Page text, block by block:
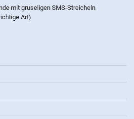
mit gruseligen SMS-Streicheln
Art)